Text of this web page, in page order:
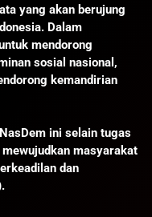
yang akan berujung
Dalam
mendorong
sosial nasional,
kemandirian
ini selain tugas
masyarakat
dan